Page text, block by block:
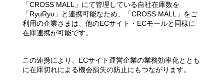
「CROSS MALL」にて管理している自社在庫数を
「RyuRyu」と連携可能なため、「CROSS MALL」をご
利用の企業さまは、他のECサイト・ECモールと同様に
在庫連携が可能です。
この連携により、ECサイト運営企業の業務効率化ととも
に在庫切れによる機会損失の防止にもつながります。